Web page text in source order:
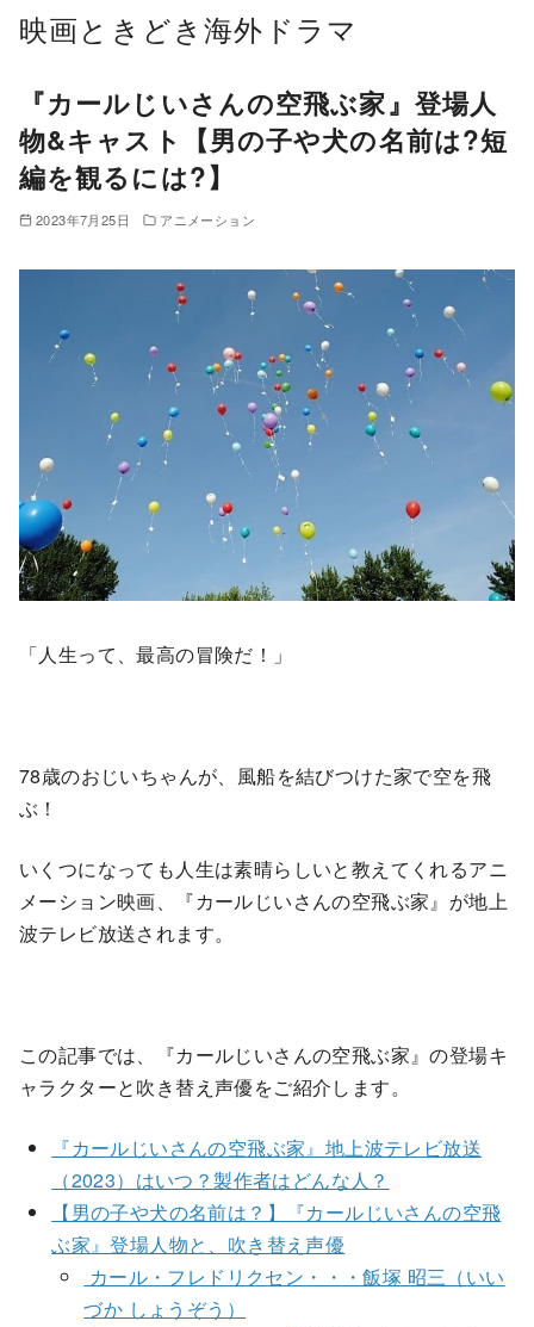
映画ときどき海外ドラマ
『カールじいさんの空飛ぶ家』登場人
物&キャスト【男の子や犬の名前は?短
編を観るには?】
2023年7月25日 アニメーション
「人生って、最高の冒険だ！」
78歳のおじいちゃんが、風船を結びつけた家で空を飛
ぶ！
いくつになっても人生は素晴らしいと教えてくれるアニ
メーション映画、『カールじいさんの空飛ぶ家』が地上
波テレビ放送されます。
この記事では、『カールじいさんの空飛ぶ家』の登場キ
ャラクターと吹き替え声優をご紹介します。
『カールじいさんの空飛ぶ家』地上波テレビ放送
（2023）はいつ？製作者はどんな人？
【男の子や犬の名前は？】『カールじいさんの空飛
ぶ家』登場人物と、吹き替え声優
カール・フレドリクセン・・・飯塚 昭三（いい
づか しょうぞう）